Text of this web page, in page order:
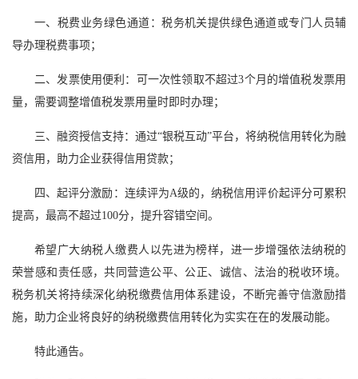
一、税费业务绿色通道：税务机关提供绿色通道或专门人员辅
导办理税费事项；
二、发票使用便利：可一次性领取不超过3个月的增值税发票用
量，需要调整增值税发票用量时即时办理；
三、融资授信支持：通过“银税互动”平台，将纳税信用转化为融
资信用，助力企业获得信用贷款；
四、起评分激励：连续评为A级的，纳税信用评价起评分可累积
提高，最高不超过100分，提升容错空间。
希望广大纳税人缴费人以先进为榜样，进一步增强依法纳税的
荣誉感和责任感，共同营造公平、公正、诚信、法治的税收环境。
税务机关将持续深化纳税缴费信用体系建设，不断完善守信激励措
施，助力企业将良好的纳税缴费信用转化为实实在在的发展动能。
特此通告。